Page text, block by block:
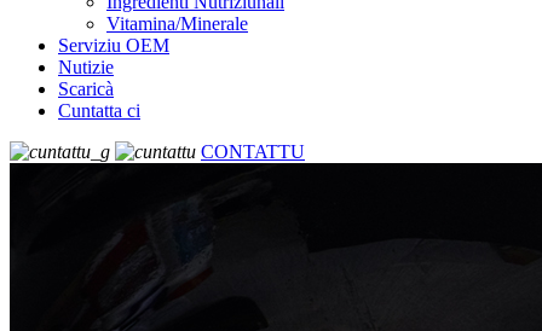
Vitamina/Minerale
Serviziu OEM
Nutizie
Scaricà
Cuntatta ci
CONTATTU